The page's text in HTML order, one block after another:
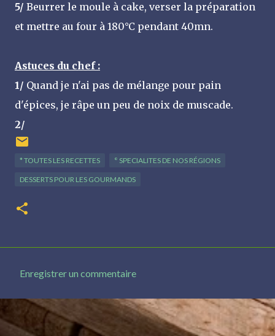
5/ Beurrer le moule à cake, verser la préparation
et mettre au four à 180°C pendant 40mn.
Astuces du chef :
1/ Quand je n'ai pas de mélange pour pain
d'épices, je râpe un peu de noix de muscade.
2/
* TOUTES LES RECETTES ° SPECIALITES DE NOS RÉGIONS
DESSERTS POUR LES GOURMANDS
Enregistrer un commentaire